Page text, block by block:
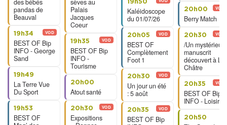
des bébés
pandas de
Beauval
19h34
BEST OF Bip
INFO - George
Sand
VOD
19h49
La Terre Vue
Du Sport
19h53
BEST OF
sèves au
Palais
Jacques
Coeur
19h35
BEST OF Bip
INFO -
Tourisme
VOD
20h00
Atout santé
20h30
Expositions
VOD
19h50
Kaléidoscope
du 01/07/26
20h05
BEST OF
Complètement
Foot 1
VOD
20h30
Un jour un été
: 5 août
VOD
20h35
BEST OF Bip
VOD
20h00
Berry Match
VOD
20h30
/Un mystérieux
manuscrit
découvert à La
Châtre
VOD
20h35
BEST OF Bip
INFO - Loisirs
VOD
20h50